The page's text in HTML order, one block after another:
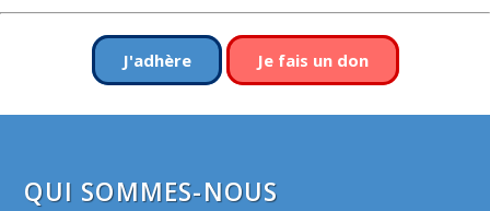
J'adhère Je fais un don
QUI SOMMES-NOUS